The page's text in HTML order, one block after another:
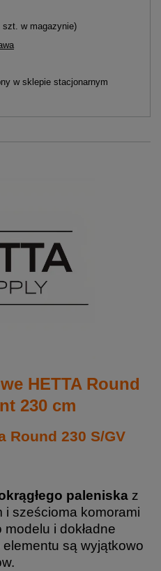
szt. w magazynie)
w sklepie stacjonarnym
HETTA Round
230 cm
Round 230 S/GV
paleniska z
i sześcioma komorami
i dokładne
są wyjątkowo